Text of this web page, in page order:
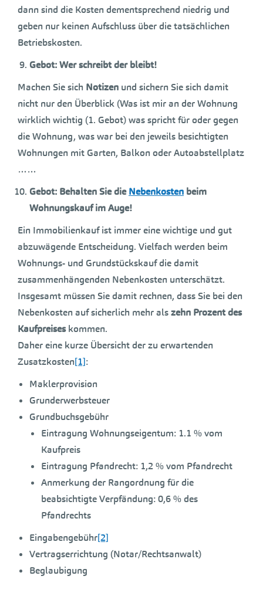
dann sind die Kosten dementsprechend niedrig und
geben nur keinen Aufschluss über die tatsächlichen
Betriebskosten.
Gebot: Wer schreibt der bleibt!
Machen Sie sich Notizen und sichern Sie sich damit
nicht nur den Überblick (Was ist mir an der Wohnung
wirklich wichtig (1. Gebot) was spricht für oder gegen
die Wohnung, was war bei den jeweils besichtigten
Wohnungen mit Garten, Balkon oder Autoabstellplatz
……
Gebot: Behalten Sie dieNebenkosten beim
Wohnungskauf im Auge!
Ein Immobilienkauf ist immer eine wichtige und gut
abzuwägende Entscheidung. Vielfach werden beim
Wohnungs- und Grundstückskauf die damit
zusammenhängenden Nebenkosten unterschätzt.
Insgesamt müssen Sie damit rechnen, dass Sie bei den
Nebenkosten auf sicherlich mehr alszehn Prozent des
Kaufpreiseskommen.
Daher eine kurze Übersicht der zu erwartenden
Zusatzkosten[1]:
Maklerprovision
Grunderwerbsteuer
Grundbuchsgebühr
Eintragung Wohnungseigentum: 1.1 % vom
Kaufpreis
Eintragung Pfandrecht: 1,2 % vom Pfandrecht
Anmerkung der Rangordnung für die
beabsichtigte Verpfändung: 0,6 % des
Pfandrechts
Eingabengebühr[2]
Vertragserrichtung (Notar/Rechtsanwalt)
Beglaubigung